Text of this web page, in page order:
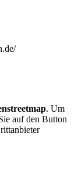
. Um
auf den Button